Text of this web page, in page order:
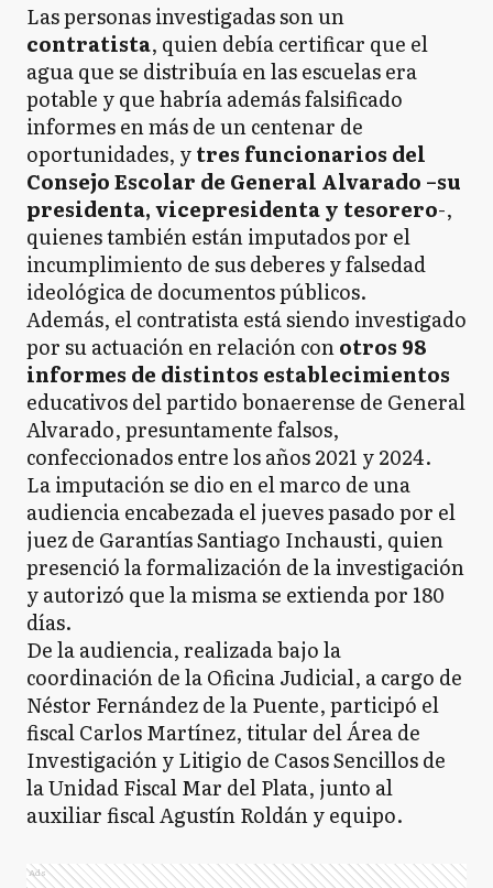
Las personas investigadas son un
contratista, quien debía certificar que el
agua que se distribuía en las escuelas era
potable y que habría además falsificado
informes en más de un centenar de
oportunidades, ytres funcionarios del
Consejo Escolar de General Alvarado –su
presidenta, vicepresidenta y tesorero-,
quienes también están imputados por el
incumplimiento de sus deberes y falsedad
ideológica de documentos públicos.
Además, el contratista está siendo investigado
por su actuación en relación conotros 98
informes de distintos establecimientos
educativos del partido bonaerense de General
Alvarado, presuntamente falsos,
confeccionados entre los años 2021 y 2024.
La imputación se dio en el marco de una
audiencia encabezada el jueves pasado por el
juez de Garantías Santiago Inchausti, quien
presenció la formalización de la investigación
y autorizó que la misma se extienda por 180
días.
De la audiencia, realizada bajo la
coordinación de la Oficina Judicial, a cargo de
Néstor Fernández de la Puente, participó el
fiscal Carlos Martínez, titular del Área de
Investigación y Litigio de Casos Sencillos de
la Unidad Fiscal Mar del Plata, junto al
auxiliar fiscal Agustín Roldán y equipo.
Ads